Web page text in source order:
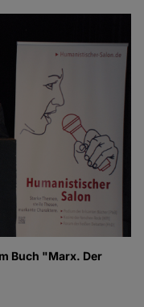
Buch "Marx. Der